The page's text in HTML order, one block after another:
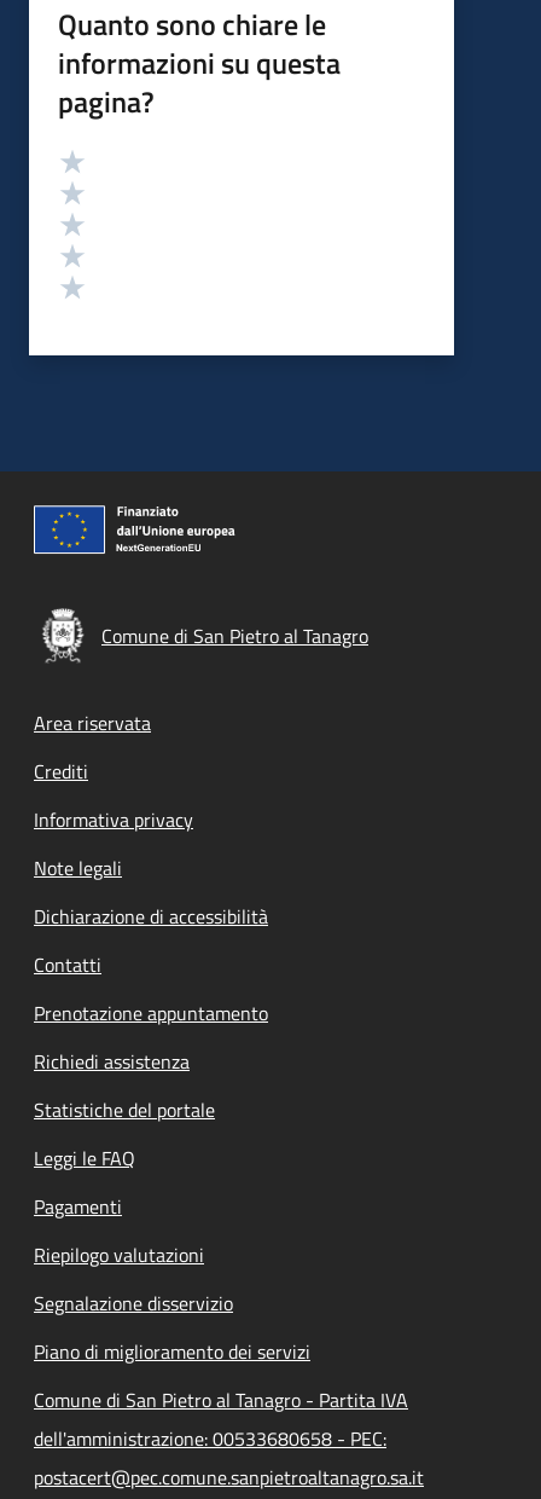
Quanto sono chiare le
informazioni su questa
pagina?
Valutazione
Comune di San Pietro al Tanagro
Footer menu
Area riservata
Crediti
Informativa privacy
Note legali
Dichiarazione di accessibilità
Contatti
Prenotazione appuntamento
Richiedi assistenza
Statistiche del portale
Leggi le FAQ
Pagamenti
Riepilogo valutazioni
Segnalazione disservizio
Piano di miglioramento dei servizi
Comune di San Pietro al Tanagro - Partita IVA
dell'amministrazione: 00533680658 - PEC:
postacert@pec.comune.sanpietroaltanagro.sa.it